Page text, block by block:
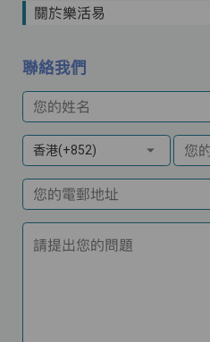
關於樂活易
聯絡我們
您的姓名
香港(+852) 您
您的電郵地址
請提出您的問題